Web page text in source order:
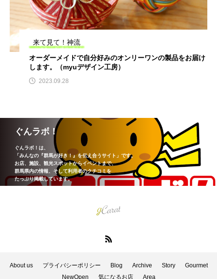
来て見て！神流
オーダーメイドで自分好みのオンリーワンの製品をお届け
します。（myuデザイン工房）
2023.09.28
ぐんラボ！
ぐんラボ！は、
「みんなの『群馬が好き！』を伝え合うサイト」です。
お店、施設、観光スポットからイベントまで、
群馬県内の情報、そして利用者のクチコミを
たっぷり掲載しています。
About us プライバシーポリシー Blog Archive Story
Gourmet
NewOpen
気になるお店 Area